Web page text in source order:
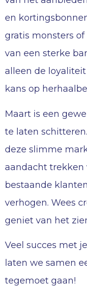
en
gratis monsters
van een sterke
alleen de
kans op
Maart is een
te laten
deze slimme
aandacht trekken
bestaande
verhogen. Wees
geniet van het
Veel succes met
laten we samen
tegemoet gaan!